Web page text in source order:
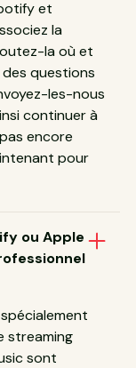
et
la
la où et
questions
les-nous
continuer à
encore
pour
ou Apple
streaming
sont